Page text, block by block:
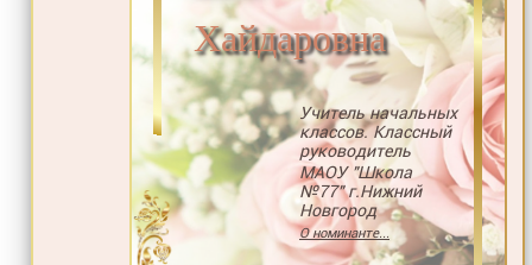
Хайдаровна
Учитель начальных
классов. Классный
руководитель
МАОУ "Школа
№77" г.Нижний
Новгород
О номинанте...